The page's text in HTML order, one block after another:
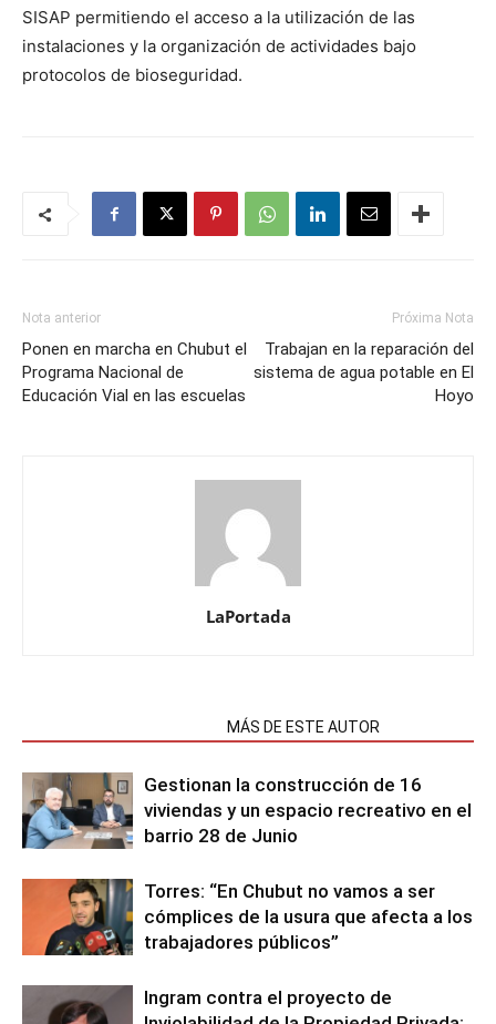
SISAP permitiendo el acceso a la utilización de las
instalaciones y la organización de actividades bajo
protocolos de bioseguridad.
Nota anterior
Ponen en marcha en Chubut el
Programa Nacional de
Educación Vial en las escuelas
Próxima Nota
Trabajan en la reparación del
sistema de agua potable en El
Hoyo
LaPortada
MÁS DE ESTE AUTOR
Gestionan la construcción de 16
viviendas y un espacio recreativo en el
barrio 28 de Junio
Torres: “En Chubut no vamos a ser
cómplices de la usura que afecta a los
trabajadores públicos”
Ingram contra el proyecto de